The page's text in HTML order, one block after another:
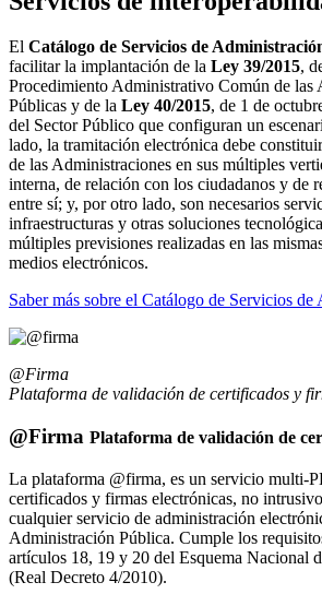
El Catálogo de Servicios de
facilitar la implantación de la Ley 39/2015,
Procedimiento Administrativo Común de las
Públicas y de la Ley 40/2015, de 1 de
del Sector Público que configuran un
lado, la tramitación electrónica debe
de las Administraciones en sus múltiples
interna, de relación con los ciudadanos y de
entre sí; y, por otro lado, son necesarios
infraestructuras y otras soluciones
múltiples previsiones realizadas en las
medios electrónicos.
Saber más sobre el Catálogo de Servicios
@Firma
Plataforma de validación de certificados y
@Firma Plataforma de validación de
La plataforma @firma, es un servicio multi-
certificados y firmas electrónicas, no
cualquier servicio de administración
Administración Pública. Cumple los
artículos 18, 19 y 20 del Esquema Nacional
(Real Decreto 4/2010).